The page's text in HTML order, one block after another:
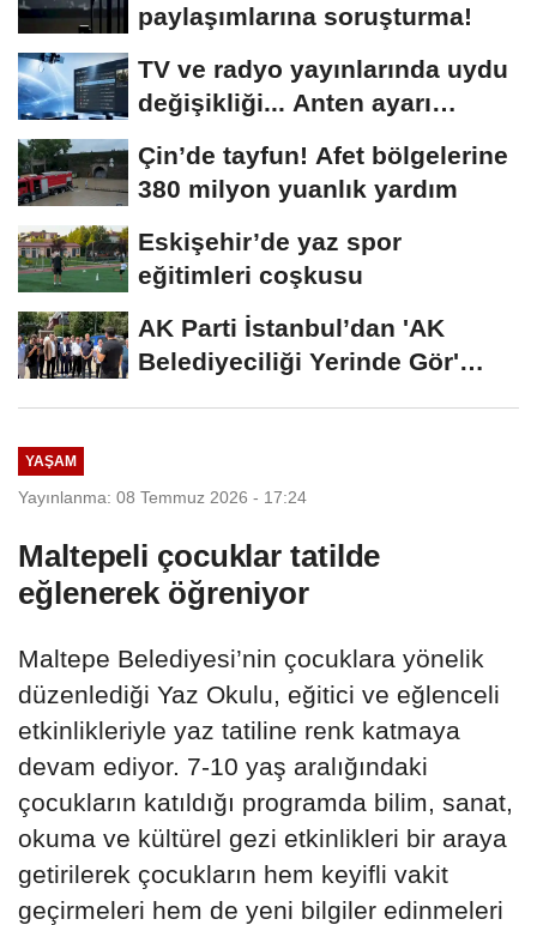
paylaşımlarına soruşturma!
TV ve radyo yayınlarında uydu
değişikliği... Anten ayarı
Çin’de tayfun! Afet bölgelerine
380 milyon yuanlık yardım
Eskişehir’de yaz spor
eğitimleri coşkusu
AK Parti İstanbul’dan 'AK
Belediyeciliği Yerinde Gör'
YAŞAM
Yayınlanma: 08 Temmuz 2026 - 17:24
Maltepeli çocuklar tatilde
eğlenerek öğreniyor
Maltepe Belediyesi’nin çocuklara yönelik
düzenlediği Yaz Okulu, eğitici ve eğlenceli
etkinlikleriyle yaz tatiline renk katmaya
devam ediyor. 7-10 yaş aralığındaki
çocukların katıldığı programda bilim, sanat,
okuma ve kültürel gezi etkinlikleri bir araya
getirilerek çocukların hem keyifli vakit
geçirmeleri hem de yeni bilgiler edinmeleri